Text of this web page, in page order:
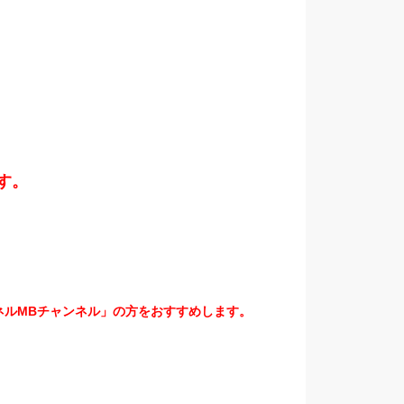
MBチャンネル」の方をおすすめします。